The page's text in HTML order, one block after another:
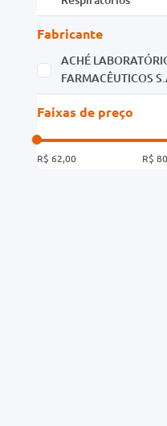
Fabricante
ACHÉ
FARMACÊUTICOS
Faixas de preço
R$ 62,00 R$